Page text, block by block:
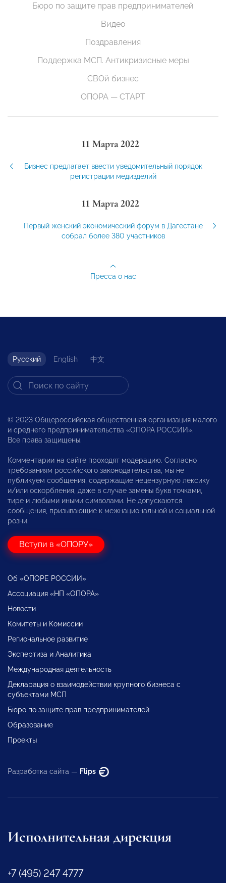
Бюро по защите прав предпринимателей
Видео
Поздравления
Поддержка МСП. Антикризисные меры
СВОй бизнес
ОПОРА — СТАРТ
11 Марта 2022
Бизнес предлагает ввести уведомительный порядок
регистрации медизделий
11 Марта 2022
Первый женский экономический форум в Дагестане
собрал более 380 участников
Пресса о нас
Русский English 中文
© 2023 Общероссийская общественная организация малого
и среднего предпринимательства «ОПОРА РОССИИ».
Все права защищены.
Комментарии на сайте проходят модерацию. Согласно
требованиям российского законодательства, мы не
публикуем сообщения, содержащие нецензурную лексику
и/или оскорбления, даже в случае замены букв точками,
тире и любыми иными символами. Не допускаются
сообщения, призывающие к межнациональной и социальной
розни.
Вступи в «ОПОРУ»
Об «ОПОРЕ РОССИИ»
Ассоциация «НП «ОПОРА»
Новости
Комитеты и Комиссии
Региональное развитие
Экспертиза и Аналитика
Международная деятельность
Декларация о взаимодействии крупного бизнеса с
субъектами МСП
Бюро по защите прав предпринимателей
Образование
Проекты
Разработка сайта — Flips
Исполнительная дирекция
+7 (495) 247 4777